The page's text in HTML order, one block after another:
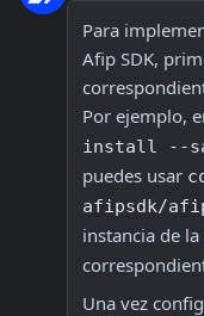
Para
Afip SDK,
Por ejemplo,
install --
puedes usar
afipsdk/
instancia de la
Una vez